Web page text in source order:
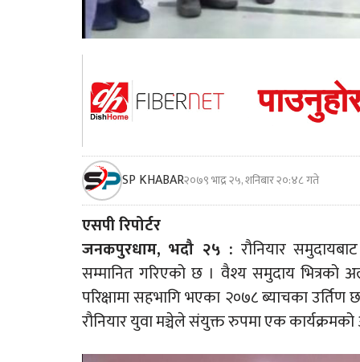
SP KHABAR२०७९ भाद्र २५, शनिबार २०:४८ गते
एसपी रिपोर्टर
जनकपुरधाम, भदौ २५ : रौनियार
सम्मानित गरिएको छ । वैश्य समुदाय भित्रको
परिक्षामा सहभागि भएका २०७८ ब्याचका उर्तिण
रौनियार युवा मञ्चेले संयुक्त रुपमा एक